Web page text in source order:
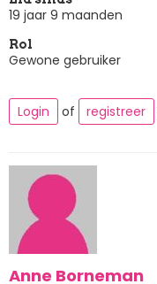
19 jaar 9 maanden
Rol
Gewone gebruiker
Login of registreer
Anne Borneman